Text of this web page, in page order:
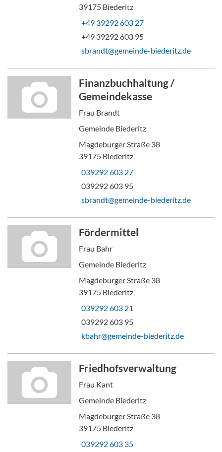
39175 Biederitz
+49 39292 603 27
+49 39292 603 95
sbrandt@gemeinde-biederitz.de
Finanzbuchhaltung /
Gemeindekasse
Frau Brandt
Gemeinde Biederitz
Magdeburger Straße 38
39175 Biederitz
039292 603 27
039292 603 95
sbrandt@gemeinde-biederitz.de
Fördermittel
Frau Bahr
Gemeinde Biederitz
Magdeburger Straße 38
39175 Biederitz
039292 603 21
039292 603 95
kbahr@gemeinde-biederitz.de
Friedhofsverwaltung
Frau Kant
Gemeinde Biederitz
Magdeburger Straße 38
39175 Biederitz
039292 603 35